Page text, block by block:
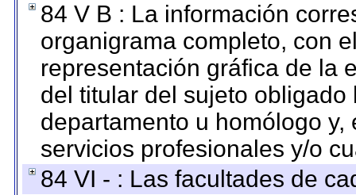
84 V B : La información
organigrama completo, con
representación gráfica de la
del titular del sujeto
departamento u homólogo
servicios profesionales y/o
84 VI - : Las facultades de